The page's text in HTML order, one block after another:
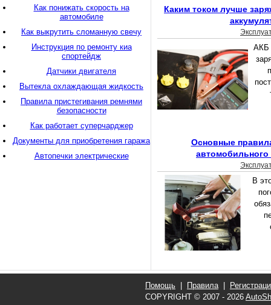
Каким током лучше
АКБ
Основные
автомобильного
В
Как понижать скорость на
автомобиле
Как выкрутить сломанную свечу
Инструкция по ремонту киа
спортейдж
Датчики двигателя
Вытекла охлаждающая жидкость
Правила пристегивания ремнями
безопасности
Как работает суперчарджер
Документы для приобретения гаража
Автопечки электрические
Помощь Правила|
COPYRIGHT © 2007 - 2026